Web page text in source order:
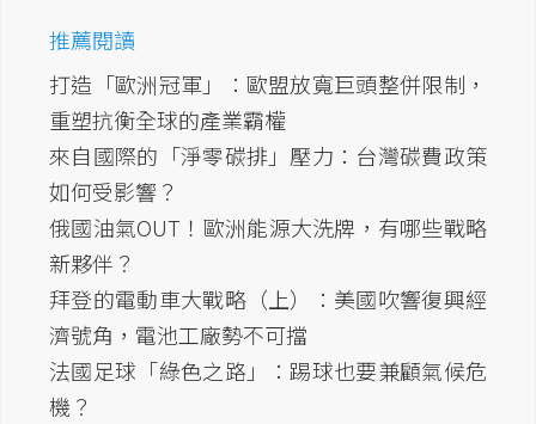
推薦閱讀
打造「歐洲冠軍」：歐盟放寬巨頭整併限制，
重塑抗衡全球的產業霸權
來自國際的「淨零碳排」壓力：台灣碳費政策
如何受影響？
俄國油氣OUT！歐洲能源大洗牌，有哪些戰略
新夥伴？
拜登的電動車大戰略（上）：美國吹響復興經
濟號角，電池工廠勢不可擋
法國足球「綠色之路」：踢球也要兼顧氣候危
機？